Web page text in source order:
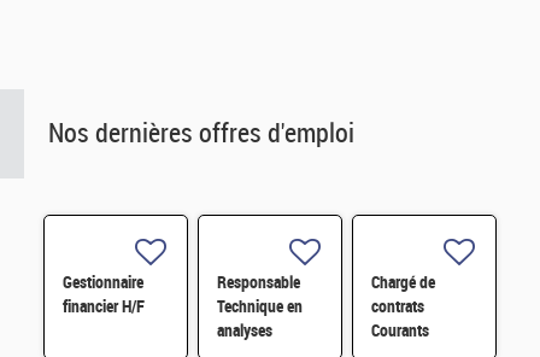
Nos dernières offres d'emploi
Gestionnaire
financier H/F
Responsable
Technique en
analyses
Chargé de
contrats
Courants